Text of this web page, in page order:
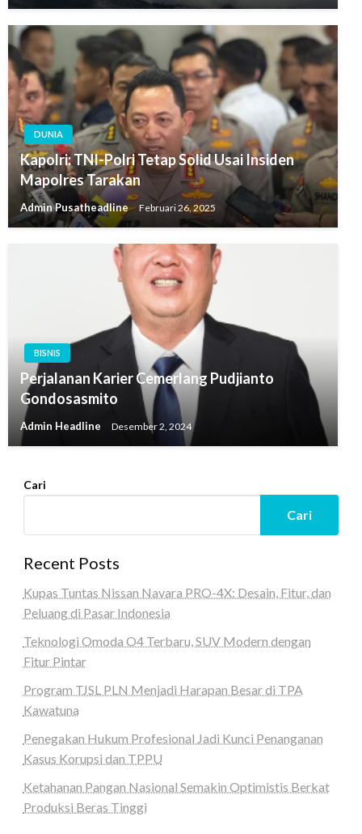
DUNIA
Kapolri: TNI-Polri Tetap Solid Usai Insiden
Mapolres Tarakan
Admin Pusatheadline Februari 26, 2025
BISNIS
Perjalanan Karier Cemerlang Pudjianto
Gondosasmito
Admin Headline Desember 2, 2024
Cari
Cari
Recent Posts
Kupas Tuntas Nissan Navara PRO-4X: Desain, Fitur, dan
Peluang di Pasar Indonesia
Teknologi Omoda O4 Terbaru, SUV Modern dengan
Fitur Pintar
Program TJSL PLN Menjadi Harapan Besar di TPA
Kawatuna
Penegakan Hukum Profesional Jadi Kunci Penanganan
Kasus Korupsi dan TPPU
Ketahanan Pangan Nasional Semakin Optimistis Berkat
Produksi Beras Tinggi